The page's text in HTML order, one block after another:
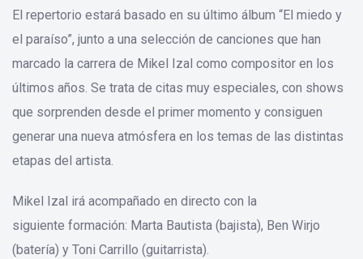
El repertorio estará basado en su último álbum “El miedo y
el paraíso”, junto a una selección de canciones que han
marcado la carrera de Mikel Izal como compositor en los
últimos años. Se trata de citas muy especiales, con shows
que sorprenden desde el primer momento y consiguen
generar una nueva atmósfera en los temas de las distintas
etapas del artista.
Mikel Izal irá acompañado en directo con la
siguiente formación: Marta Bautista (bajista), Ben Wirjo
(batería) y Toni Carrillo (guitarrista).